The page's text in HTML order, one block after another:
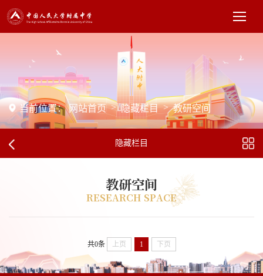
当前位置： 网站首页 > 隐藏栏目 > 教研空间
隐藏栏目
教研空间
RESEARCH SPACE
共0条 上页 1 下页